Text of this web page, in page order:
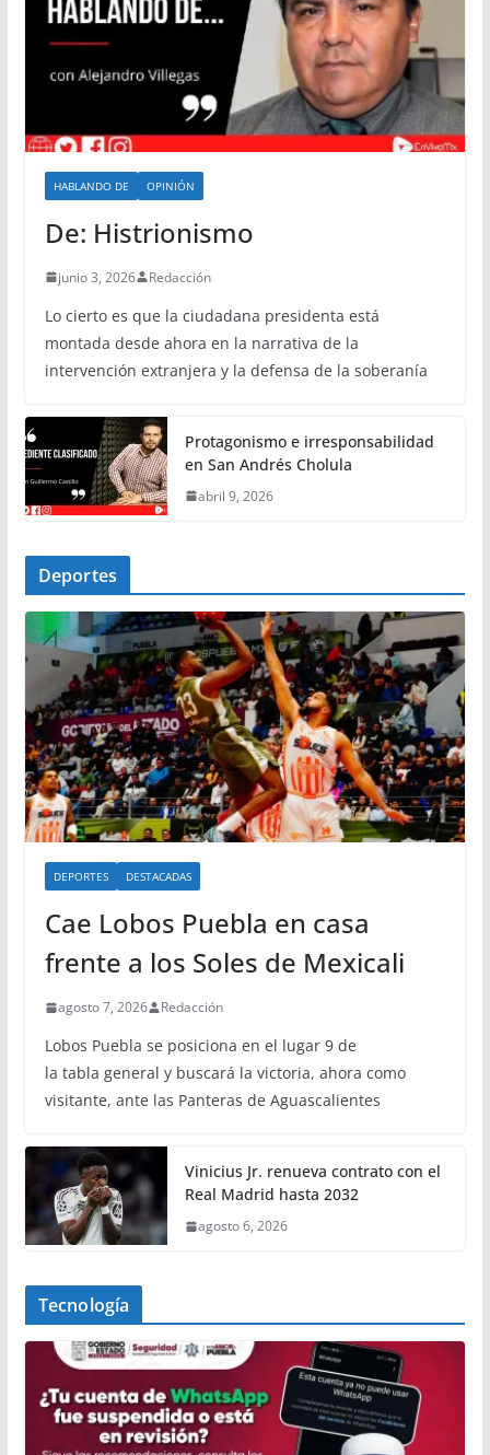
HABLANDO DE OPINIÓN
De: Histrionismo
junio 3, 2026 Redacción
Lo cierto es que la ciudadana presidenta está
montada desde ahora en la narrativa de la
intervención extranjera y la defensa de la soberanía
Protagonismo e irresponsabilidad
en San Andrés Cholula
abril 9, 2026
Deportes
DEPORTES DESTACADAS
Cae Lobos Puebla en casa
frente a los Soles de Mexicali
agosto 7, 2026 Redacción
Lobos Puebla se posiciona en el lugar 9 de
la tabla general y buscará la victoria, ahora como
visitante, ante las Panteras de Aguascalientes
Vinicius Jr. renueva contrato con el
Real Madrid hasta 2032
agosto 6, 2026
Tecnología